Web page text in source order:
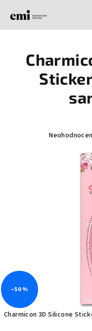
Charmicon 3D Silicone
Průměrné
–50 %